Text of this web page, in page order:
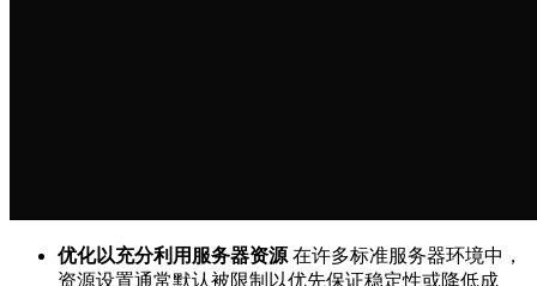
优化以充分利用服务器资源 在许多标准服务器环境中，
资源设置通常默认被限制以优先保证稳定性或降低成